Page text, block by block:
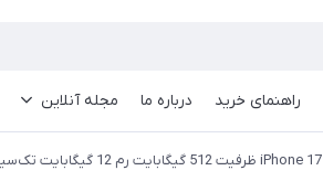
راهنمای خرید درباره ما مجله آنلاین